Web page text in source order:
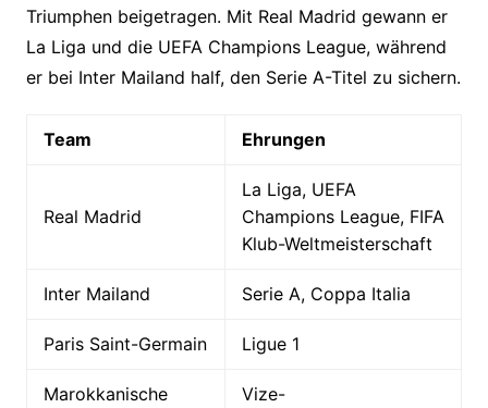
Triumphen beigetragen. Mit Real Madrid gewann er
La Liga und die UEFA Champions League, während
er bei Inter Mailand half, den Serie A-Titel zu sichern.
Team Ehrungen
Real Madrid
La Liga, UEFA
Champions League, FIFA
Klub-Weltmeisterschaft
Inter Mailand Serie A, Coppa Italia
Paris Saint-Germain Ligue 1
Marokkanische
Vize-